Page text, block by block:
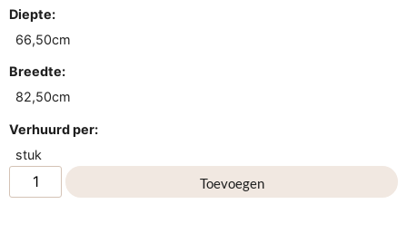
Diepte:
66,50cm
Breedte:
82,50cm
Verhuurd per:
stuk
Toevoegen